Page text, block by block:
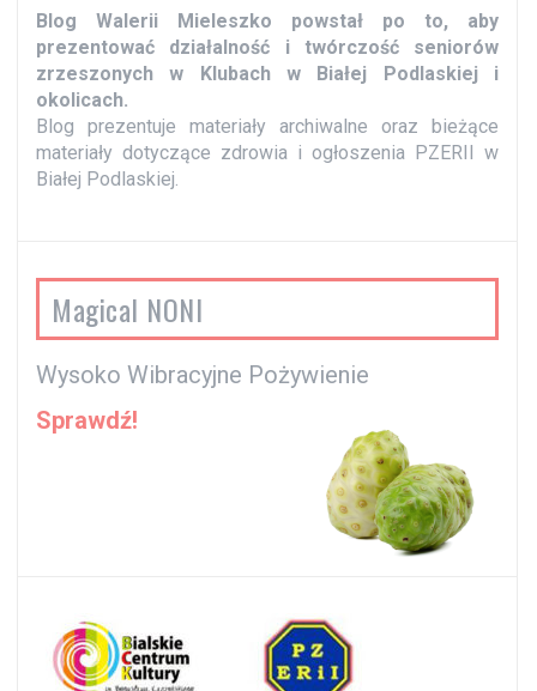
Blog Walerii Mieleszko powstał po to, aby
prezentować działalność i twórczość seniorów
zrzeszonych w Klubach w Białej Podlaskiej i
okolicach.
Blog prezentuje materiały archiwalne oraz bieżące
materiały dotyczące zdrowia i ogłoszenia PZERII w
Białej Podlaskiej.
Magical NONI
Wysoko Wibracyjne Pożywienie
Sprawdź!